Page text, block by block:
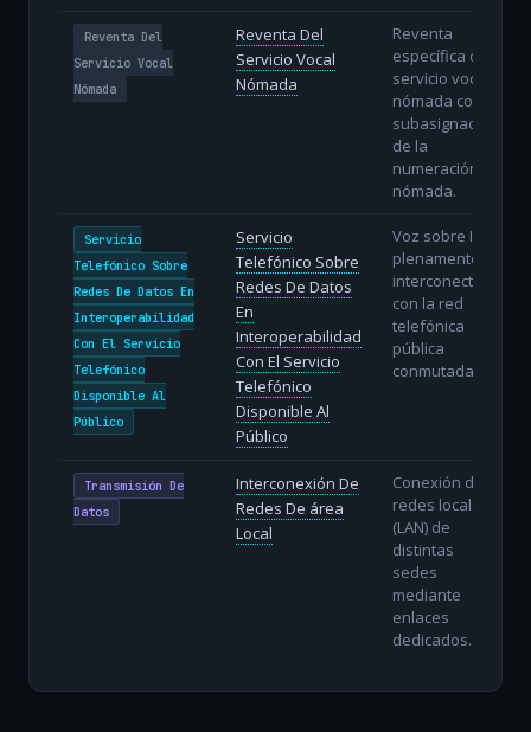
Reventa Del
Servicio Vocal
Nómada
Reventa Del
Servicio Vocal
Nómada
Reventa
específica del
servicio vocal
nómada con
subasignación
de la
numeración
nómada.
Servicio
Telefónico Sobre
Redes De Datos En
Interoperabilidad
Con El Servicio
Telefónico
Disponible Al
Público
Servicio
Telefónico Sobre
Redes De Datos
En
Interoperabilidad
Con El Servicio
Telefónico
Disponible Al
Público
Voz sobre IP
plenamente
interconectada
con la red
telefónica
pública
conmutada.
Transmisión De
Datos
Interconexión De
Redes De área
Local
Conexión de
redes locales
(LAN) de
distintas
sedes
mediante
enlaces
dedicados.